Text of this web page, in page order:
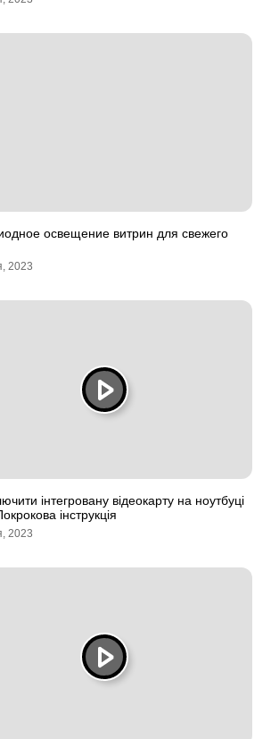
освещение витрин для свежего
2023
інтегровану відеокарту на ноутбуці
інструкція
2023